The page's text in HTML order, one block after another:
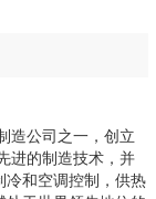
造公司之一，创立
进的制造技术，并
冷和空调控制，供热